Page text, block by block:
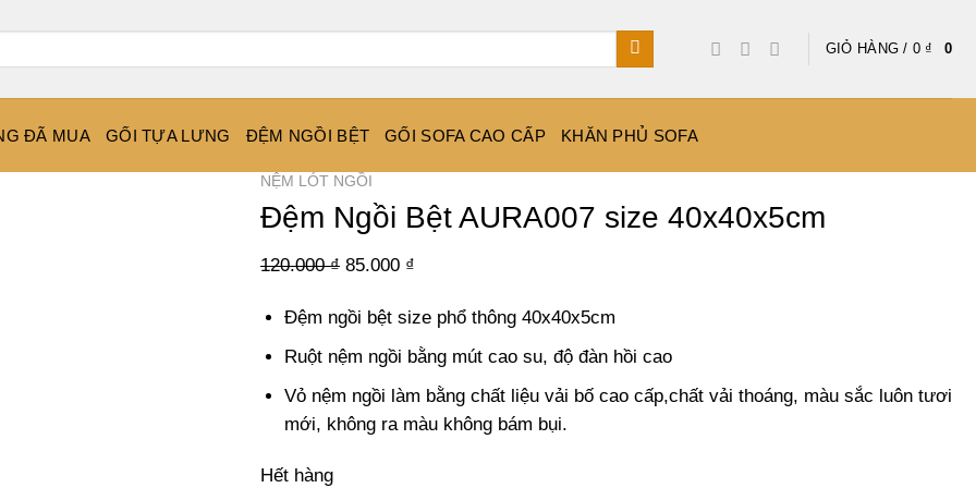
GIỎ HÀNG / 0 ₫ 0
ĐÃ MUA GỐI TỰA LƯNG ĐỆM NGỒI BỆT GỐI SOFA CAO CẤP KHĂN PHỦ SOFA
NỆM LÓT NGỒI
Đệm Ngồi Bệt AURA007 size 40x40x5cm
120.000₫ Giá
là:
120.000 ₫.
85.000 ₫
tại
là:
Đệm ngồi bệt size phổ thông 40x40x5cm
Ruột nệm ngồi bằng mút cao su, độ đàn hồi cao
Vỏ nệm ngồi làm bằng chất liệu vải bố cao cấp,chất vải thoáng, màu sắc luôn tươi
mới, không ra màu không bám bụi.
Hết hàng